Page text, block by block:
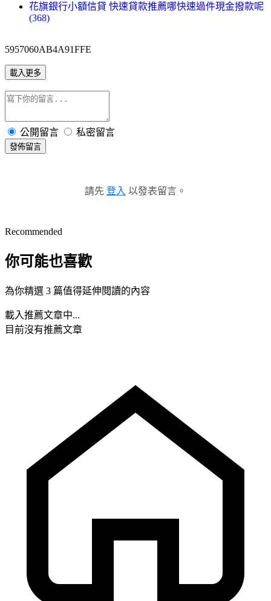
花旗銀行小額信貸 快速貸款推薦哪快速過件現金撥款呢
(368)
5957060AB4A91FFE
載入更多
公開留言 私密留言
發佈留言
請先 登入 以發表留言。
Recommended
你可能也喜歡
為你精選 3 篇值得延伸閱讀的內容
載入推薦文章中...
目前沒有推薦文章